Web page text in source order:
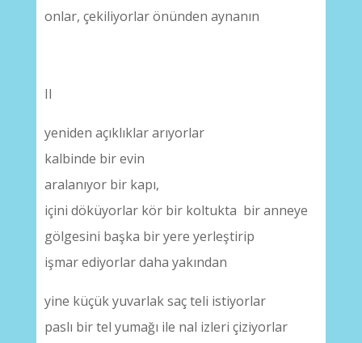
onlar, çekiliyorlar önünden aynanın
II
yeniden açıklıklar arıyorlar
kalbinde bir evin
aralanıyor bir kapı,
içini döküyorlar kör bir koltukta bir anneye
gölgesini başka bir yere yerleştirip
işmar ediyorlar daha yakından
yine küçük yuvarlak saç teli istiyorlar
paslı bir tel yumağı ile nal izleri çiziyorlar